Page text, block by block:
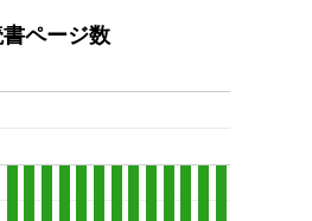
ページ数